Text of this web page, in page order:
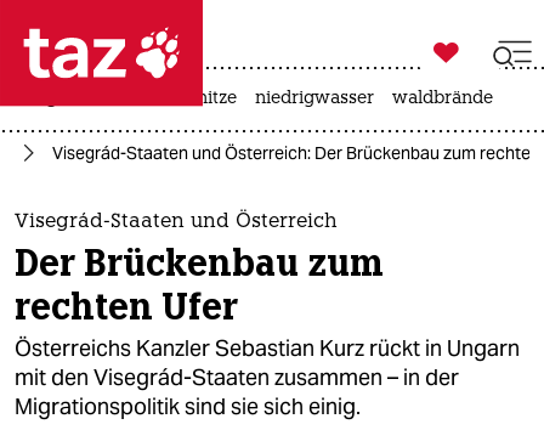
 taz zahl ich
taz zahl ich
themen
politik
öko
gesellschaft

taz zahl ich
hitze niedrigwasser waldbrände
Visegrád-Staaten und Österreich: Der Brückenbau zum
Visegrád-Staaten und Österreich
Der Brückenbau zum
rechten Ufer
Österreichs Kanzler Sebastian Kurz rückt in Ungarn
mit den Visegrád-Staaten zusammen – in der
Migrationspolitik sind sie sich einig.